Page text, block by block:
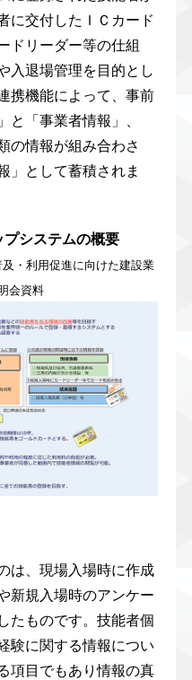
に交付したＩＣカード
ドリーダー等の仕組
入退場管理を目的とし
携機能によって、事前
と「事業者情報」、
の情報が組み合わさ
」として蓄積されま
プシステムの概要
・利用促進に向けた建設業
会資料
は、現場入場時に作成
新規入場時のアンケー
たものです。技能者個
験に関する情報につい
項目でもあり情報の真